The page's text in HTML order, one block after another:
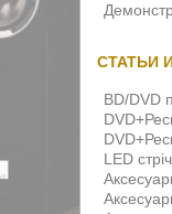
СТАТЬИ
BD/DVD
LED